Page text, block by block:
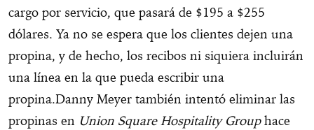
cargo por servicio, que pasará de $195 a $255
dólares. Ya no se espera que los clientes dejen una
propina, y de hecho, los recibos ni siquiera incluirán
una línea en la que pueda escribir una
propina.Danny Meyer también intentó eliminar las
propinas en Union Square Hospitality Grouphace